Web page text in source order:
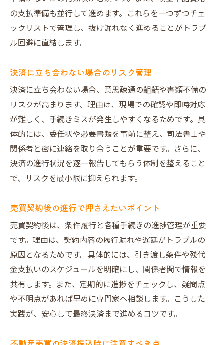
の支払準備も並行して進めます。これらを一つずつチェ
ックリストで管理し、抜け漏れなく進めることがトラブ
ル回避に直結します。
決済に立ち会わない場合のリスク管理
決済に立ち会わない場合、意思疎通の齟齬や書類不備の
リスクが高まります。理由は、現場での確認や即時対応
が難しく、手続きミスが発生しやすくなるためです。具
体的には、委任状や必要書類を事前に整え、司法書士や
関係者と密に連絡を取り合うことが重要です。さらに、
決済の進行状況を逐一報告してもらう体制を整えること
で、リスクを最小限に抑えられます。
売買契約後の進行で押さえたいポイント
売買契約後は、条件履行と各種手続きの進捗管理が重要
です。理由は、契約内容の履行漏れや遅延がトラブルの
原因となるためです。具体的には、引き渡し条件や残代
金支払いのスケジュールを明確にし、関係者間で情報を
共有します。また、定期的に進捗をチェックし、疑問点
や不明点があれば早めに専門家へ相談します。こうした
実践が、安心して最終決済まで進めるコツです。